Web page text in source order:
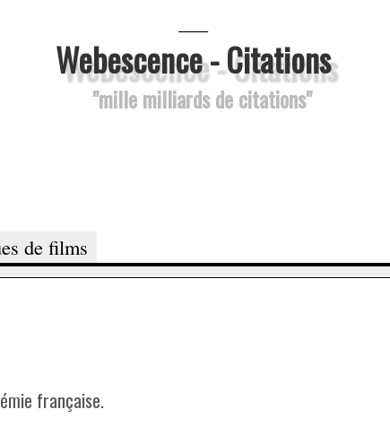
Webescence - Citations
"mille milliards de citations"
de films
française.